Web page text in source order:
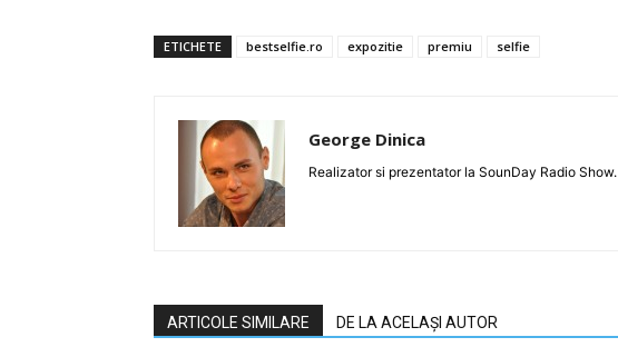
ETICHETE bestselfie.ro expozitie premiu selfie
George Dinica
Realizator si prezentator la SounDay Radio Show.
ARTICOLE SIMILARE DE LA ACELAȘI AUTOR